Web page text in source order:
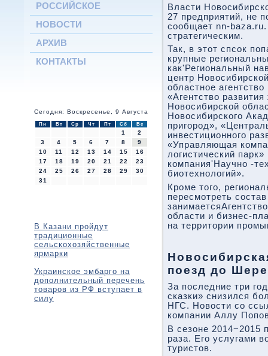
РОССИЙСКОЕ
НОВОСТИ
АРХИВ
КОНТАКТЫ
Сегодня: Воскресенье, 9 Августа
Пн Вт Ср Чт Пт Сб Вс
1
2
3
4 5 6 7 8
9
10
11 12 13 14 15
16
17
18 19 20 21 22
23
24
25 26 27 28 29
30
31
В Казани пройдут
традиционные
сельскохозяйственные
ярмарки
Украинское эмбарго на
дополнительный перечень
товаров из РФ вступает в
силу
Власти
27 предприятий, не
сообщает nn-
стратегическим.
Так, в этот спсок
крупные
как'Региональный
центр
областное
«Агентство
Новосибирской
Новосибирского
пригород»,
инвестиционного
«Управляющая
логистический
компания'Научно -
биотехнологий».
Кроме того,
пересмотреть
области и бизнес-
на территории
поезд до
За последние три
сказки» снизился
НГС. Новости со
компании Аллу
В сезоне 2014−2015
раза. Его услугами
туристов.